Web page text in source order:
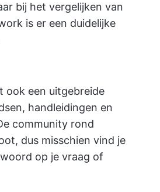
bij het vergelijken van
is er een duidelijke
ook een uitgebreide
handleidingen en
community rond
dus misschien vind je
op je vraag of